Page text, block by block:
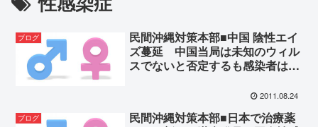
ブログ
民間沖縄対策本部■中国 陰性エイ
ズ蔓延 中国当局は未知のウィル
スでないと否定するも感染者は否
2011.08.24
ブログ
民間沖縄対策本部■日本で治療薬